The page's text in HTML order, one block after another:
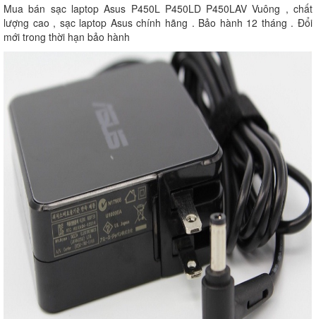
Mua bán sạc laptop Asus P450L P450LD P450LAV Vuông , chất
lượng cao , sạc laptop Asus chính hãng . Bảo hành 12 tháng . Đổi
mới trong thời hạn bảo hành